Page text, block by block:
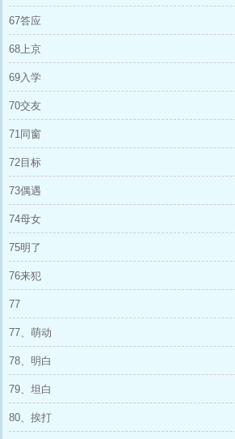
67答应
68上京
69入学
70交友
71同窗
72目标
73偶遇
74母女
75明了
76来犯
77
77、萌动
78、明白
79、坦白
80、挨打